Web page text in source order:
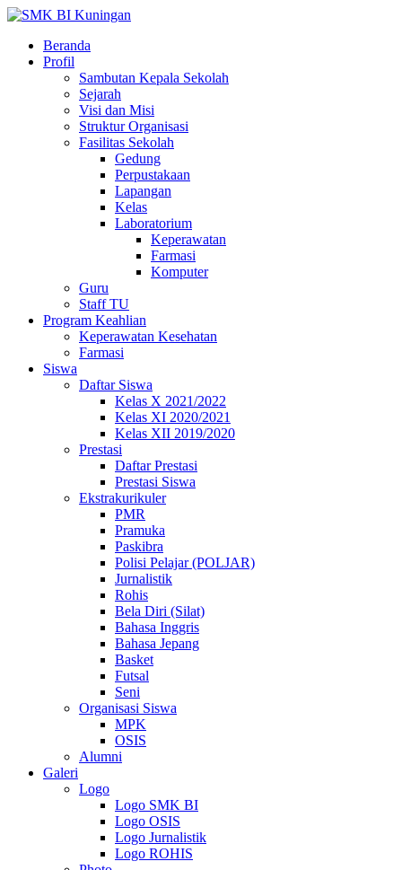
Beranda
Profil
Sambutan Kepala Sekolah
Sejarah
Visi dan Misi
Struktur Organisasi
Fasilitas Sekolah
Gedung
Perpustakaan
Lapangan
Kelas
Laboratorium
Keperawatan
Farmasi
Komputer
Guru
Staff TU
Program Keahlian
Keperawatan Kesehatan
Farmasi
Siswa
Daftar Siswa
Kelas X 2021/2022
Kelas XI 2020/2021
Kelas XII 2019/2020
Prestasi
Daftar Prestasi
Prestasi Siswa
Ekstrakurikuler
PMR
Pramuka
Paskibra
Polisi Pelajar (POLJAR)
Jurnalistik
Rohis
Bela Diri (Silat)
Bahasa Inggris
Bahasa Jepang
Basket
Futsal
Seni
Organisasi Siswa
MPK
OSIS
Alumni
Galeri
Logo
Logo SMK BI
Logo OSIS
Logo Jurnalistik
Logo ROHIS